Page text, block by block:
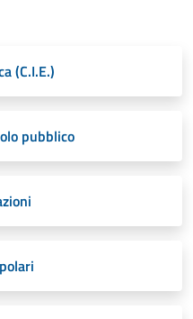
(C.I.E.)
pubblico